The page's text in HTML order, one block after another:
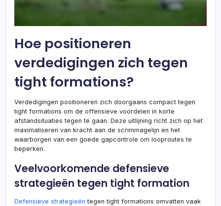
Hoe positioneren
verdedigingen zich tegen
tight formations?
Verdedigingen positioneren zich doorgaans compact tegen
tight formations om de offensieve voordelen in korte
afstandsituaties tegen te gaan. Deze uitlijning richt zich op het
maximaliseren van kracht aan de scrimmagelijn en het
waarborgen van een goede gapcontrole om looproutes te
beperken.
Veelvoorkomende defensieve
strategieën tegen tight formation
Defensieve strategieën tegen tight formations omvatten vaak